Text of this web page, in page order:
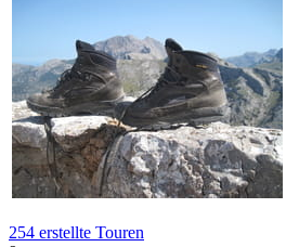
254 erstellte Touren